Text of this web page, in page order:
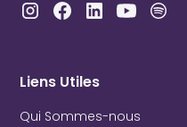
Liens Utiles
Qui Sommes-nous